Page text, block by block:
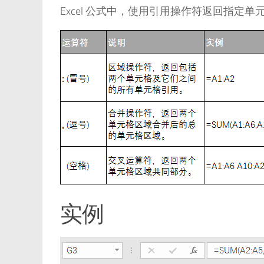
Excel 公式中，使用引用操作符返回指定单
实例